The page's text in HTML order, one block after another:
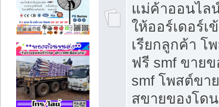
แม่ค้าออนไล
ให้ออร์เดอร์เ
เรียกลูกค้า โ
ฟรี smf ขาย
smf โพสต์ขา
สขายของโด